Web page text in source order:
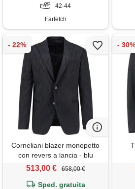
42-44
Farfetch
Corneliani blazer monopetto
con revers a lancia - blu
513,00 € 658,00 €
Sped. gratuita